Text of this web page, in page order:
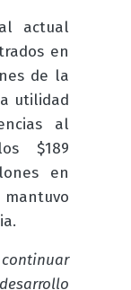
actual
en
de la
utilidad
al
$189
en